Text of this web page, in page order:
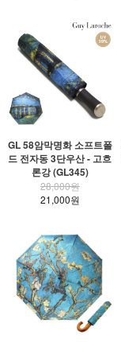
GL 58암막명화 소프트폴
드 전자동 3단우산 - 고흐
론강 (GL345)
28,000원
21,000원